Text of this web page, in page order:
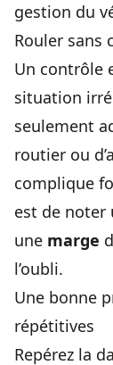
gestion du
Rouler sans
Un contrôle
situation
seulement
routier ou
complique
est de noter
une marge
l’oubli.
Une bonne
répétitives
Repérez la